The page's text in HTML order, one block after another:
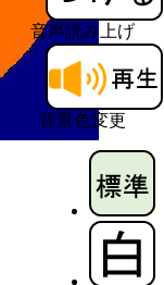
音声読み上げ
背景色変更